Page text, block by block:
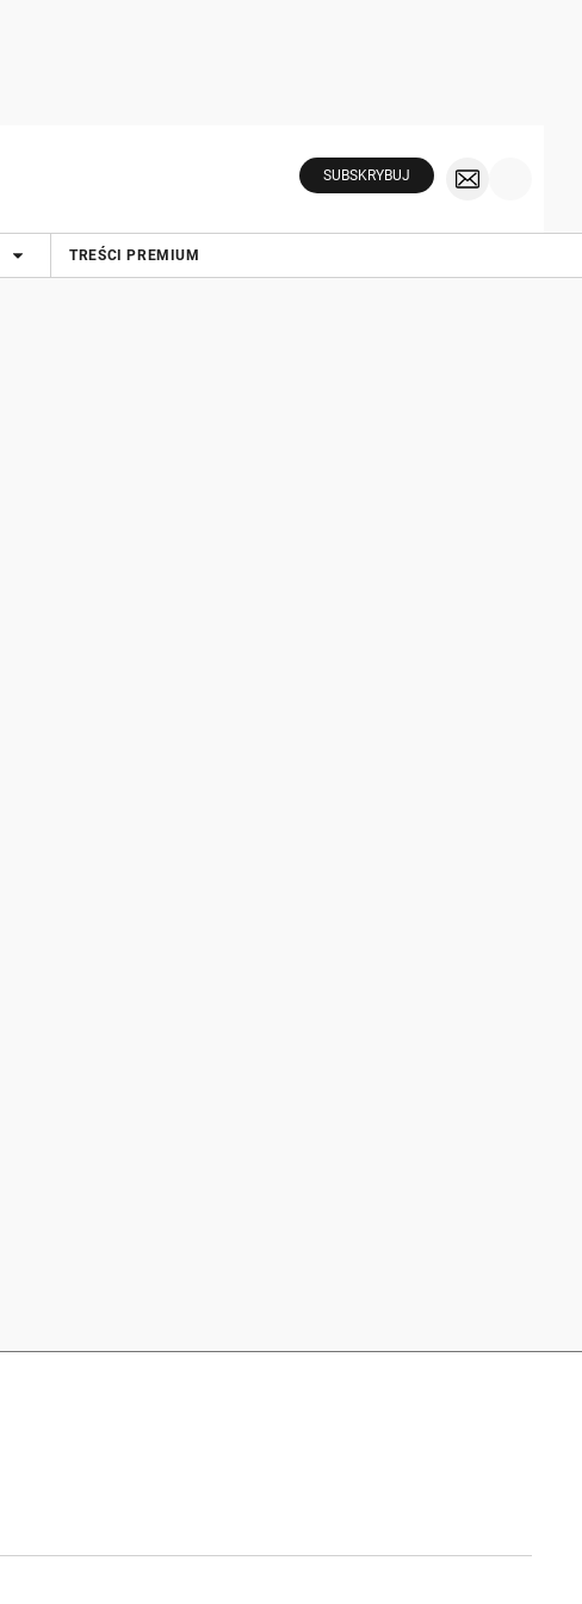
SUBSKRYBUJ
TREŚCI PREMIUM